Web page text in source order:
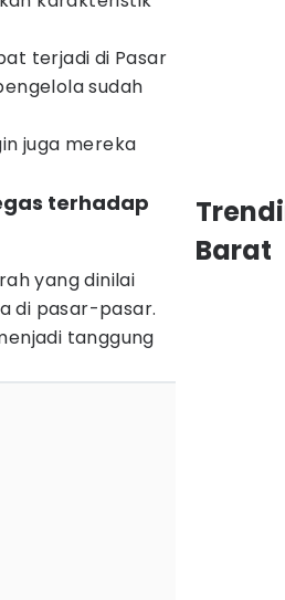
terjadi di Pasar
sudah
juga mereka
terhadap
yang dinilai
di pasar-pasar.
tanggung
Barat